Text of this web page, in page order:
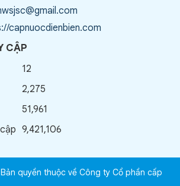
capnuocdienbien.com
CẬP
12
2,275
51,961
9,421,106
quyền thuộc về Công ty Cổ phần cấp